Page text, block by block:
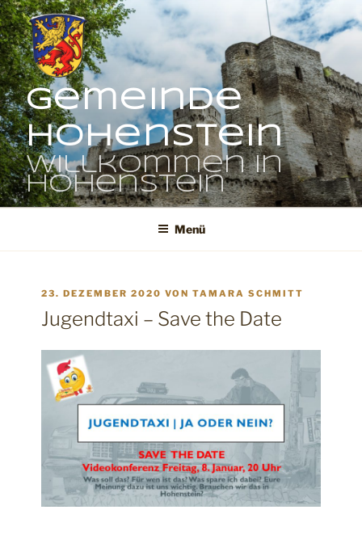
Zum
Inhalt
springen
Gemeinde
Hohenstein
Willkommen in
Hohenstein
Menü
VERÖFFENTLICHT
AM
23. DEZEMBER 2020 VONTAMARA SCHMITT
Jugendtaxi – Save the Date